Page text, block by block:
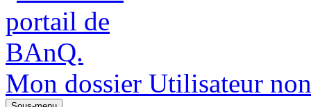
Mon dossier Utilisateur